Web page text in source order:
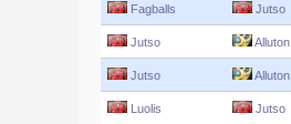
Fagballs Jutso
Jutso Alluton
Jutso Alluton
Luolis Jutso